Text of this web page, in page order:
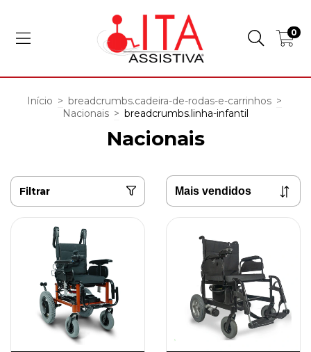
0
Início > breadcrumbs.cadeira-de-rodas-e-carrinhos >
Nacionais > breadcrumbs.linha-infantil
Nacionais
Filtrar